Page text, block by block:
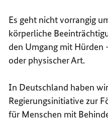
Es geht nicht vorrangig
körperliche
den Umgang mit Hürden
oder physischer Art.
In Deutschland haben
Regierungsinitiative zur
für Menschen mit